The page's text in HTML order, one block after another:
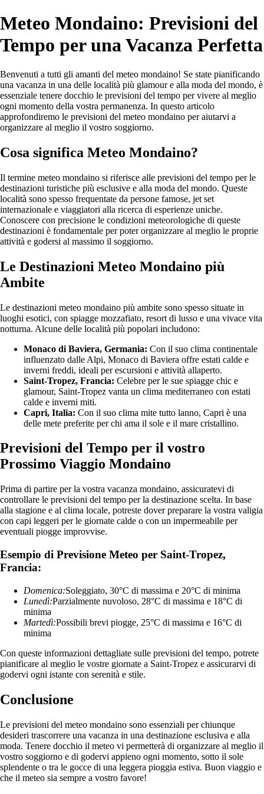
Meteo Mondaino: Previsioni del
Tempo per una Vacanza Perfetta
Benvenuti a tutti gli amanti del meteo mondaino! Se state pianificando
una vacanza in una delle località più glamour e alla moda del mondo, è
essenziale tenere docchio le previsioni del tempo per vivere al meglio
ogni momento della vostra permanenza. In questo articolo
approfondiremo le previsioni del meteo mondaino per aiutarvi a
organizzare al meglio il vostro soggiorno.
Cosa significa Meteo Mondaino?
Il termine meteo mondaino si riferisce alle previsioni del tempo per le
destinazioni turistiche più esclusive e alla moda del mondo. Queste
località sono spesso frequentate da persone famose, jet set
internazionale e viaggiatori alla ricerca di esperienze uniche.
Conoscere con precisione le condizioni meteorologiche di queste
destinazioni è fondamentale per poter organizzare al meglio le proprie
attività e godersi al massimo il soggiorno.
Le Destinazioni Meteo Mondaino più
Ambite
Le destinazioni meteo mondaino più ambite sono spesso situate in
luoghi esotici, con spiagge mozzafiato, resort di lusso e una vivace vita
notturna. Alcune delle località più popolari includono:
Monaco di Baviera, Germania: Con il suo clima continentale
influenzato dalle Alpi, Monaco di Baviera offre estati calde e
inverni freddi, ideali per escursioni e attività allaperto.
Saint-Tropez, Francia: Celebre per le sue spiagge chic e
glamour, Saint-Tropez vanta un clima mediterraneo con estati
calde e inverni miti.
Capri, Italia: Con il suo clima mite tutto lanno, Capri è una
delle mete preferite per chi ama il sole e il mare cristallino.
Previsioni del Tempo per il vostro
Prossimo Viaggio Mondaino
Prima di partire per la vostra vacanza mondaino, assicuratevi di
controllare le previsioni del tempo per la destinazione scelta. In base
alla stagione e al clima locale, potreste dover preparare la vostra valigia
con capi leggeri per le giornate calde o con un impermeabile per
eventuali piogge improvvise.
Esempio di Previsione Meteo per Saint-Tropez,
Francia:
Domenica:Soleggiato, 30°C di massima e 20°C di minima
Lunedì:Parzialmente nuvoloso, 28°C di massima e 18°C di
minima
Martedì:Possibili brevi piogge, 25°C di massima e 16°C di
minima
Con queste informazioni dettagliate sulle previsioni del tempo, potrete
pianificare al meglio le vostre giornate a Saint-Tropez e assicurarvi di
godervi ogni istante con serenità e stile.
Conclusione
Le previsioni del meteo mondaino sono essenziali per chiunque
desideri trascorrere una vacanza in una destinazione esclusiva e alla
moda. Tenere docchio il meteo vi permetterà di organizzare al meglio il
vostro soggiorno e di godervi appieno ogni momento, sotto il sole
splendente o tra le gocce di una leggera pioggia estiva. Buon viaggio e
che il meteo sia sempre a vostro favore!